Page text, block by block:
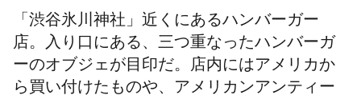
「渋谷氷川神社」近くにあるハンバーガー
店。入り口にある、三つ重なったハンバーガ
ーのオブジェが目印だ。店内にはアメリカか
ら買い付けたものや、アメリカンアンティー